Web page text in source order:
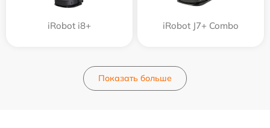
iRobot i8+ iRobot J7+ Combo
Показать больше